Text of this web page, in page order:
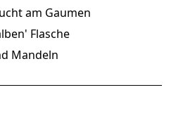
am Gaumen
Flasche
Mandeln